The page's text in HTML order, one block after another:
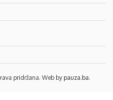
pridržana. Web by pauza.ba.